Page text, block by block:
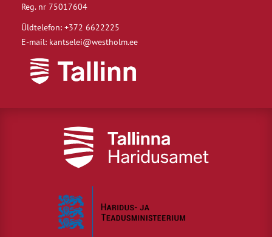
Reg. nr 75017604
Üldtelefon: +372 6622225
E-mail: kantselei@westholm.ee